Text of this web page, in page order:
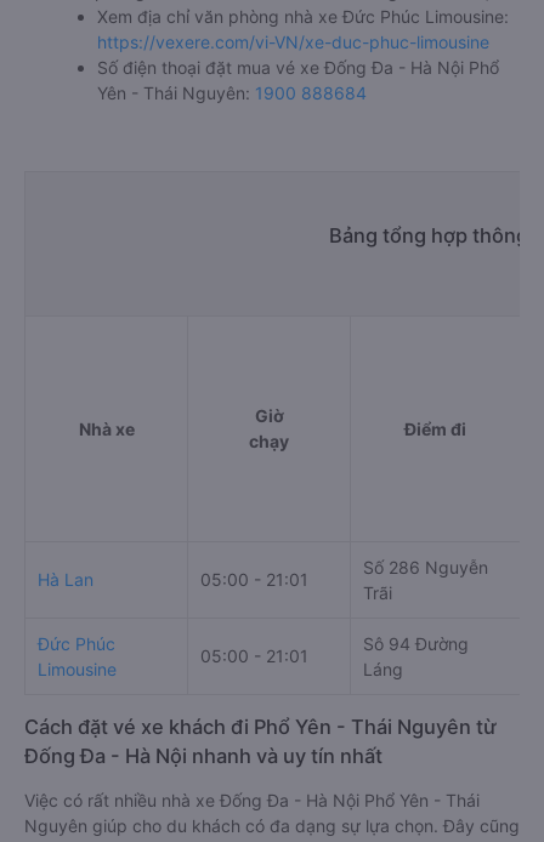
Xem địa chỉ văn phòng nhà xe Đức Phúc Limousine:
https://vexere.com/vi-VN/xe-duc-phuc-limousine
Số điện thoại đặt mua vé xe Đống Đa - Hà Nội Phổ
Yên - Thái Nguyên: 1900 888684
Bảng tổng hợp thông
Nhà xe
Giờ
chạy
Điểm đi
Hà Lan 05:00 - 21:01
Số 286 Nguyễn
Trãi
Đức Phúc
Limousine
05:00 - 21:01
Sô 94 Đường
Láng
Cách đặt vé xe khách đi Phổ Yên - Thái Nguyên từ
Đống Đa - Hà Nội nhanh và uy tín nhất
Việc có rất nhiều nhà xe Đống Đa - Hà Nội Phổ Yên - Thái
Nguyên giúp cho du khách có đa dạng sự lựa chọn. Đây cũng